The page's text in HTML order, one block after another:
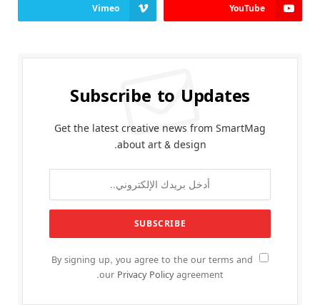
YouTube
Vimeo
Subscribe to Updates
Get the latest creative news from SmartMag
about art & design.
By signing up, you agree to the our terms and
our Privacy Policyagreement.